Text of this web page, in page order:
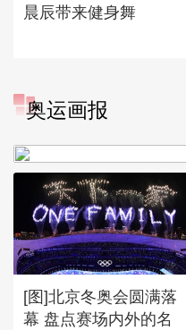
晨辰带来健身舞
奥运画报
[图]冬奥会冬残奥会
[图]北京冬奥会圆满落
幕 盘点赛场内外的名